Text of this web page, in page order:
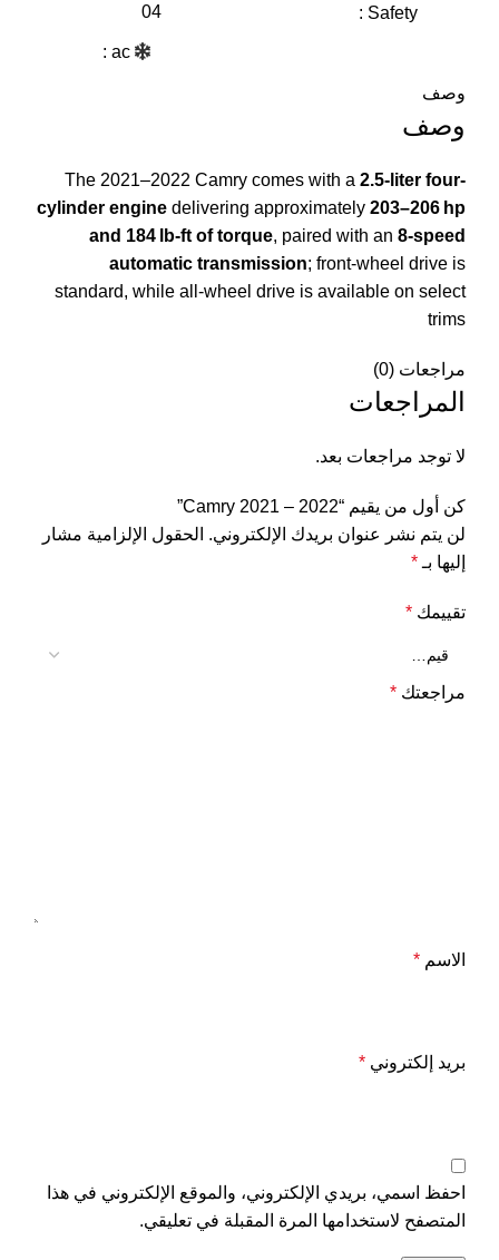
04
Safety
:
ac
:
وصف
وصف
The 2021–2022 Camry comes with a 2.5-liter four-
cylinder engine delivering approximately 203–206 hp
and 184 lb‑ft of torque, paired with an 8-speed
automatic transmission; front-wheel drive is
standard, while all-wheel drive is available on select
trims
مراجعات (0)
المراجعات
لا توجد مراجعات بعد.
كن أول من يقيم “Camry 2021 – 2022”
لن يتم نشر عنوان بريدك الإلكتروني. الحقول الإلزامية مشار
إليها بـ *
تقييمك *
مراجعتك *
الاسم *
بريد إلكتروني *
احفظ اسمي، بريدي الإلكتروني، والموقع الإلكتروني في هذا
المتصفح لاستخدامها المرة المقبلة في تعليقي.